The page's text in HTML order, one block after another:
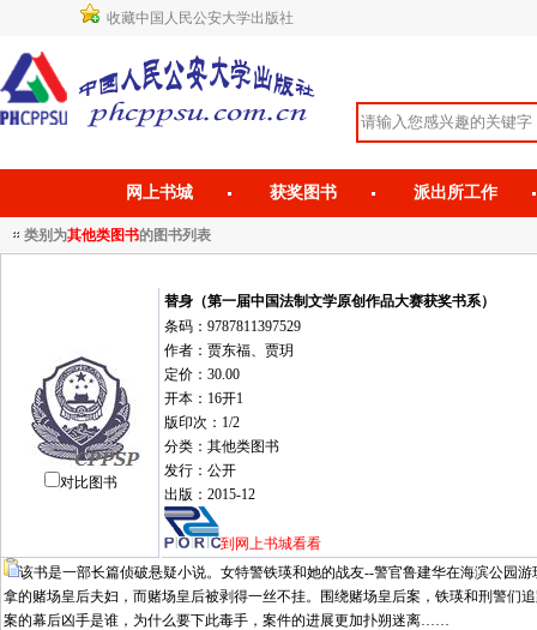
收藏中国人民公安大学出版社
网上书城 获奖图书 派出所工作
类别为其他类图书的图书列表
对比图书
替身（第一届中国法制文学原创作品大赛获奖书系）
条码：9787811397529
作者：贾东福、贾玥
定价：30.00
开本：16开1
版印次：1/2
分类：其他类图书
发行：公开
出版：2015-12
到网上书城看看
该书是一部长篇侦破悬疑小说。女特警铁瑛和她的战友--警官鲁建华在海滨公
拿的赌场皇后夫妇，而赌场皇后被剥得一丝不挂。围绕赌场皇后案，铁瑛和刑警
案的幕后凶手是谁，为什么要下此毒手，案件的进展更加扑朔迷离……